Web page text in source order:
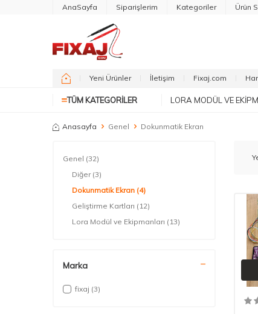
AnaSayfa Siparişlerim Kategoriler Ürün
Yeni Ürünler İletişim Fixaj.com
TÜM KATEGORILER LORA MODÜL VE
Anasayfa Genel Dokunmatik Ekran
Genel (32)
Diğer (3)
Dokunmatik Ekran (4)
Geliştirme Kartları (12)
Lora Modül ve Ekipmanları (13)
Marka
fixaj (3)